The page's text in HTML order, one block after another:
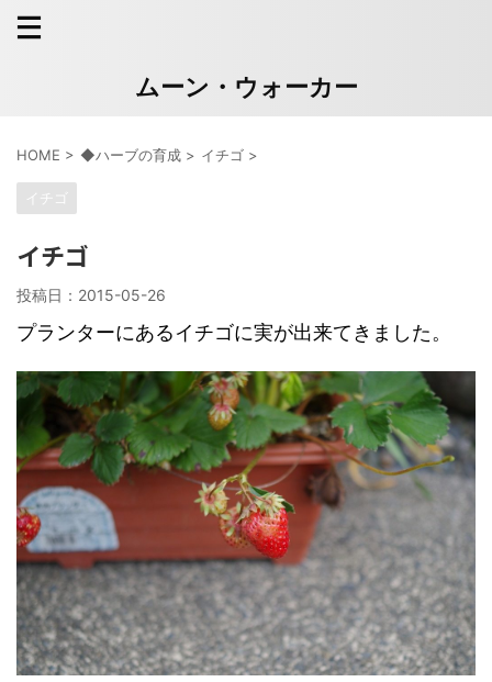
ムーン・ウォーカー
HOME > ◆ハーブの育成 > イチゴ >
イチゴ
イチゴ
投稿日： 2015-05-26
プランターにあるイチゴに実が出来てきました。